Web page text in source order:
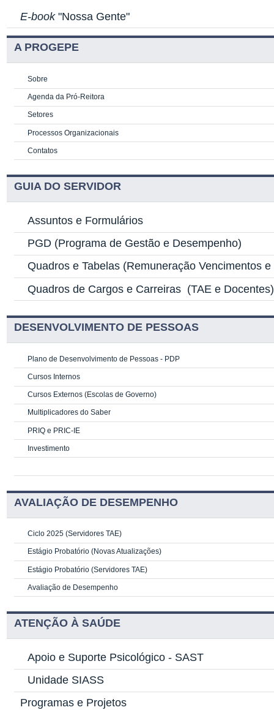
E-book"Nossa Gente"
A PROGEPE
Sobre
Agenda da Pró-Reitora
Setores
Processos Organizacionais
Contatos
GUIA DO SERVIDOR
Assuntos e Formulários
PGD (Programa de Gestão e Desempenho)
Quadros e Tabelas (Remuneração Vencimentos
Quadros de Cargos e Carreiras (TAE e Docentes)
DESENVOLVIMENTO DE PESSOAS
Plano de Desenvolvimento de Pessoas - PDP
Cursos Internos
Cursos Externos (Escolas de Governo)
Multiplicadores do Saber
PRIQ e PRIC-IE
Investimento
AVALIAÇÃO DE DESEMPENHO
Ciclo 2025 (Servidores TAE)
Estágio Probatório (Novas Atualizações)
Estágio Probatório (Servidores TAE)
Avaliação de Desempenho
ATENÇÃO À SAÚDE
Apoio e Suporte Psicológico - SAST
Unidade SIASS
Programas e Projetos